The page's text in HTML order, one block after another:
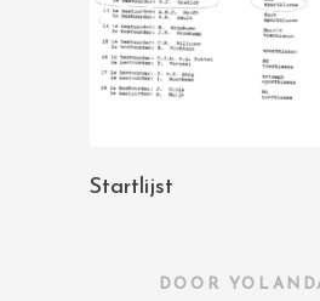
Startlijst
DOOR